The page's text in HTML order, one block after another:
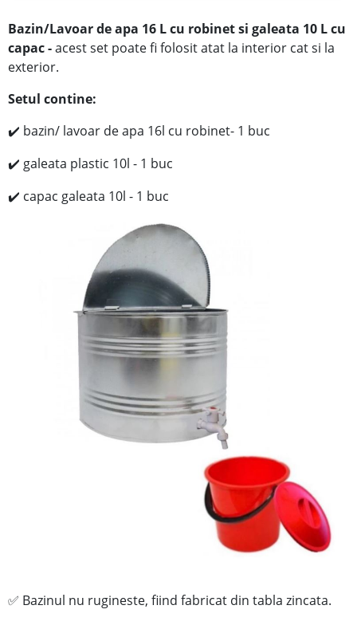
Bazin/Lavoar de apa 16 L cu robinet si galeata 10 L cu
capac -acest set poate fi folosit atat la interior cat si la
exterior.
Setul contine:
✔️ bazin/ lavoar de apa 16l cu robinet- 1 buc
✔️ galeata plastic 10l - 1 buc
✔️ capac galeata 10l - 1 buc
✅ Bazinul nu rugineste, fiind fabricat din tabla zincata.